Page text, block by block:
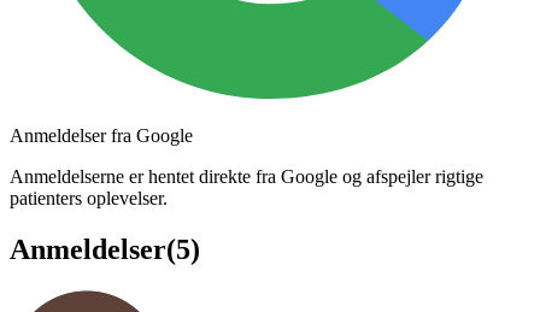
Anmeldelser fra Google
Anmeldelserne er hentet direkte fra Google og afspejler rigtige
patienters oplevelser.
Anmeldelser(5)